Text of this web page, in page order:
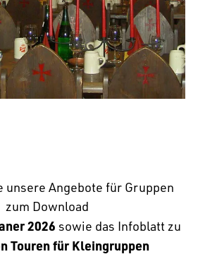
unsere Angebote für Gruppen
zum Download
2026 sowie das Infoblatt zu
Touren für Kleingruppen